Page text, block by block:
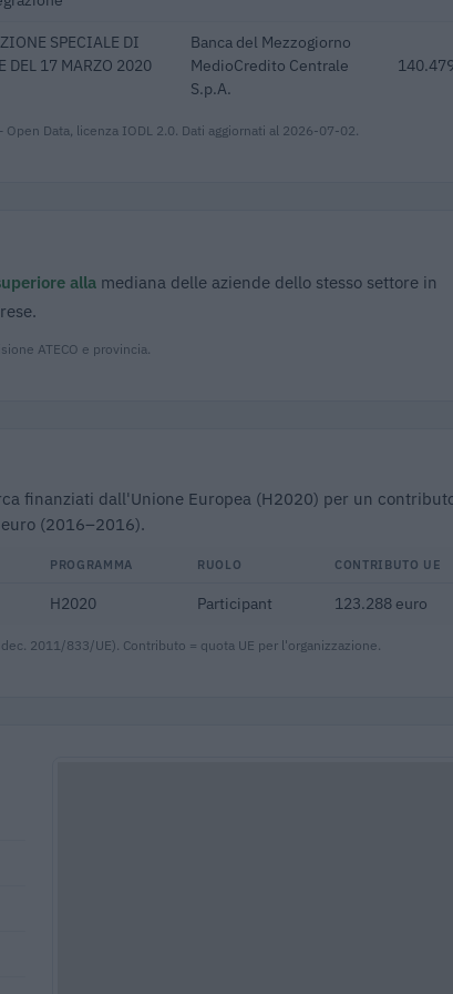
SPECIALE DI
DEL 17 MARZO 2020
Banca del Mezzogiorno
MedioCredito Centrale
S.p.A.
Open Data, licenza IODL 2.0. Dati aggiornati al 2026-07-02.
alla mediana delle aziende dello stesso settore in
ATECO e provincia.
finanziati dall'Unione Europea (H2020) per un
(2016–2016).
PROGRAMMA RUOLO CONTRIBUTO UE
H2020 Participant 123.288 euro
2011/833/UE). Contributo = quota UE per l'organizzazione.